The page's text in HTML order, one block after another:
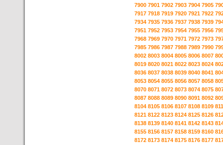
7900 7901 7902 7903 7904 7905
7917 7918 7919 7920 7921 7922
7934 7935 7936 7937 7938 7939
7951 7952 7953 7954 7955 7956
7968 7969 7970 7971 7972 7973
7985 7986 7987 7988 7989 7990
8002 8003 8004 8005 8006 8007
8019 8020 8021 8022 8023 8024
8036 8037 8038 8039 8040 8041
8053 8054 8055 8056 8057 8058
8070 8071 8072 8073 8074 8075
8087 8088 8089 8090 8091 8092
8104 8105 8106 8107 8108 8109
8121 8122 8123 8124 8125 8126
8138 8139 8140 8141 8142 8143
8155 8156 8157 8158 8159 8160
8172 8173 8174 8175 8176 8177